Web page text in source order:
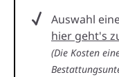
Auswahl
hier geht's
(Die Kosten